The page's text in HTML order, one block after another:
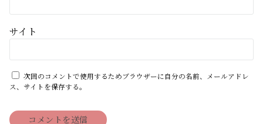
サイト
次回のコメントで使用するためブラウザーに自分の名前、メールアドレ
ス、サイトを保存する。